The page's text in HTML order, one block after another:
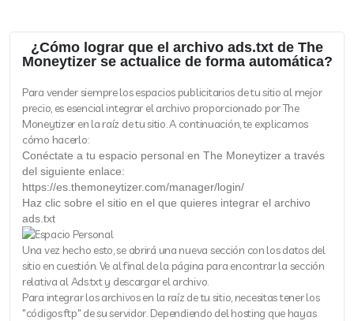
¿Cómo lograr que el archivo ads.txt de The
Moneytizer se actualice de forma automática?
Para vender siempre los espacios publicitarios de tu sitio al mejor
precio, es esencial integrar el archivo proporcionado por The
Moneytizer en la raíz de tu sitio. A continuación, te explicamos
cómo hacerlo:
Conéctate a tu espacio personal en The Moneytizer a través
del siguiente enlace:
https://es.themoneytizer.com/manager/login/
Haz clic sobre el sitio en el que quieres integrar el archivo
ads.txt
Una vez hecho esto, se abrirá una nueva sección con los datos del
sitio en cuestión. Ve al final de la página para encontrar la sección
relativa al Ads.txt y descargar el archivo.
Para integrar los archivos en la raíz de tu sitio, necesitas tener los
"códigos ftp" de su servidor. Dependiendo del hosting que hayas